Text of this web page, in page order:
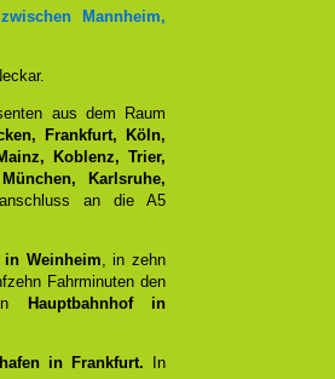
Mannheim,
aus dem Raum
Frankfurt, Köln,
Koblenz, Trier,
Karlsruhe,
an die A5
in Weinheim, in zehn
Fahrminuten den
Hauptbahnhof in
in Frankfurt.
In